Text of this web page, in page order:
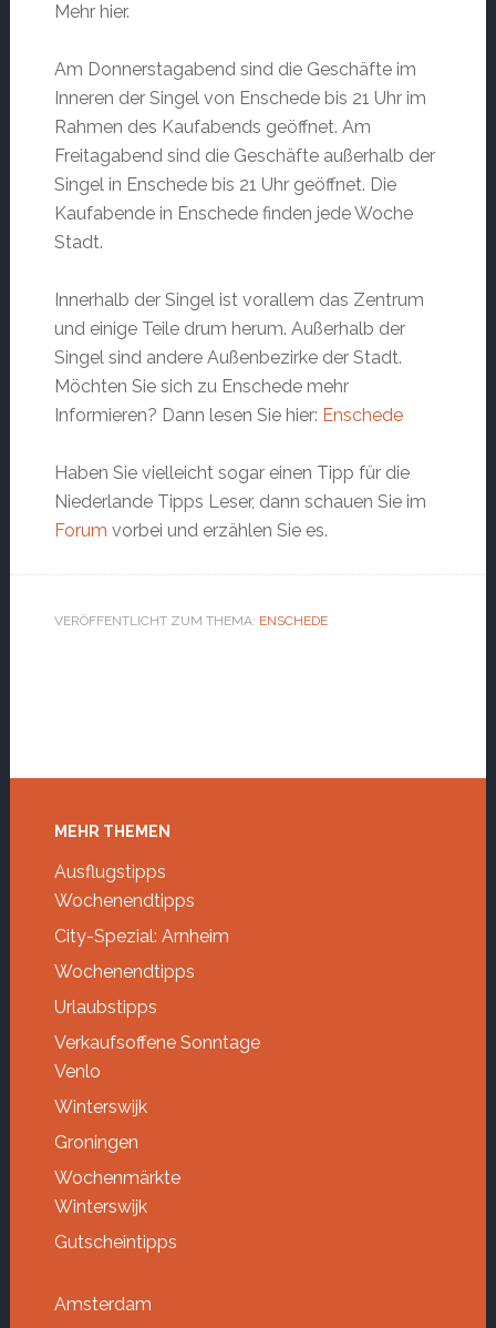
Mehr hier.
Am Donnerstagabend sind die Geschäfte im
Inneren der Singel von Enschede bis 21 Uhr im
Rahmen des Kaufabends geöffnet. Am
Freitagabend sind die Geschäfte außerhalb der
Singel in Enschede bis 21 Uhr geöffnet. Die
Kaufabende in Enschede finden jede Woche
Stadt.
Innerhalb der Singel ist vorallem das Zentrum
und einige Teile drum herum. Außerhalb der
Singel sind andere Außenbezirke der Stadt.
Möchten Sie sich zu Enschede mehr
Informieren? Dann lesen Sie hier: Enschede
Haben Sie vielleicht sogar einen Tipp für die
Niederlande Tipps Leser, dann schauen Sie im
Forum vorbei und erzählen Sie es.
VERÖFFENTLICHT ZUM THEMA: ENSCHEDE
Footer
MEHR THEMEN
Ausflugstipps
Wochenendtipps
City-Spezial: Arnheim
Wochenendtipps
Urlaubstipps
Verkaufsoffene Sonntage
Venlo
Winterswijk
Groningen
Wochenmärkte
Winterswijk
Gutscheintipps
Amsterdam